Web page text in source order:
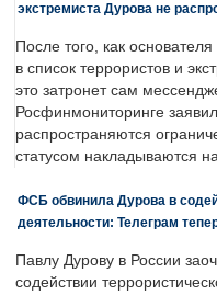
экстремиста Дурова не
После того, как
в список террористов и
это затронет сам
Росфинмониторинге
распространяются
статусом накладываются
ФСБ обвинила Дурова в
деятельности: Телеграм
Павлу Дурову в России
содействии